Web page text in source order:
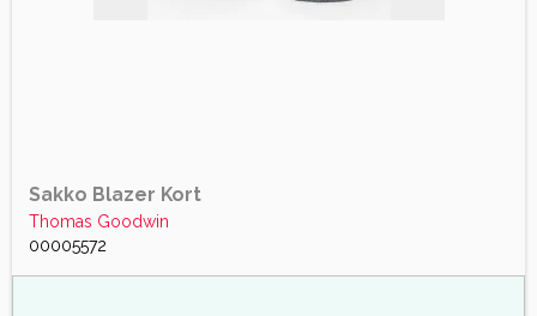
Sakko Blazer Kort
Thomas Goodwin
00005572